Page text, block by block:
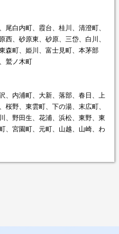
尾白内町、霞台、桂川、清澄町、
西、砂原東、砂原、三岱、白川、
森町、姫川、富士見町、本茅部
鷲ノ木町
、内浦町、大新、落部、春日、上
桜野、東雲町、下の湯、末広町、
、野田生、花浦、浜松、東野、東
、宮園町、元町、山越、山崎、わ